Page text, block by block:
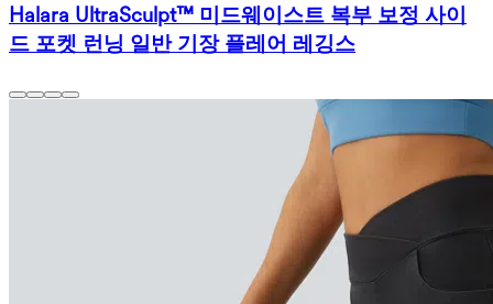
Halara UltraSculpt™ 미드웨이스트 복부 보정 사이
드 포켓 런닝 일반 기장 플레어 레깅스